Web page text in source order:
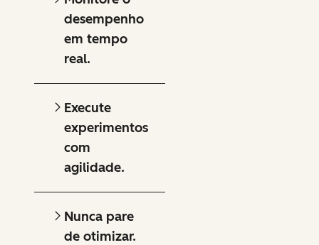
desempenho
em tempo
real.
Execute
experimentos
com
agilidade.
Nunca pare
de otimizar.